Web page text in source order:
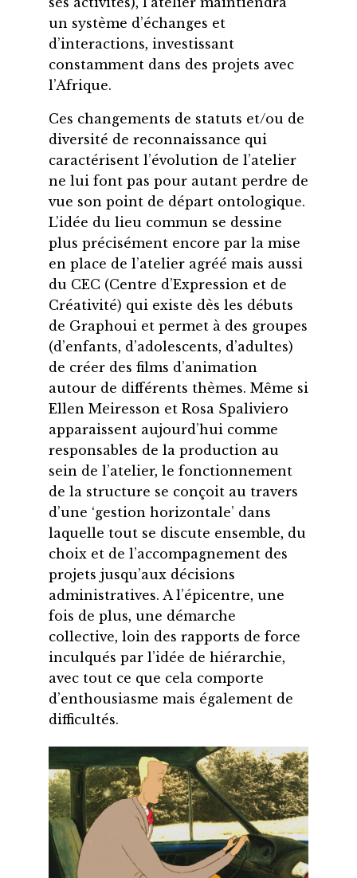
un système d’échanges et
d’interactions, investissant
constamment dans des projets avec
l’Afrique.
Ces changements de statuts et/ou de
diversité de reconnaissance qui
caractérisent l’évolution de l’atelier
ne lui font pas pour autant perdre de
vue son point de départ ontologique.
L’idée du lieu commun se dessine
plus précisément encore par la mise
en place de l’atelier agréé mais aussi
du CEC (Centre d’Expression et de
Créativité) qui existe dès les débuts
de Graphoui et permet à des groupes
(d’enfants, d’adolescents, d’adultes)
de créer des films d’animation
autour de différents thèmes. Même si
Ellen Meiresson et Rosa Spaliviero
apparaissent aujourd’hui comme
responsables de la production au
sein de l’atelier, le fonctionnement
de la structure se conçoit au travers
d’une ‘gestion horizontale’ dans
laquelle tout se discute ensemble, du
choix et de l’accompagnement des
projets jusqu’aux décisions
administratives. A l’épicentre, une
fois de plus, une démarche
collective, loin des rapports de force
inculqués par l’idée de hiérarchie,
avec tout ce que cela comporte
d’enthousiasme mais également de
difficultés.